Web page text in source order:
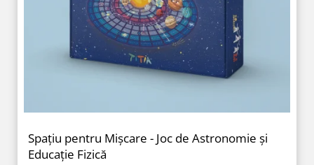
Spațiu pentru Mișcare - Joc de Astronomie și
Educație Fizică